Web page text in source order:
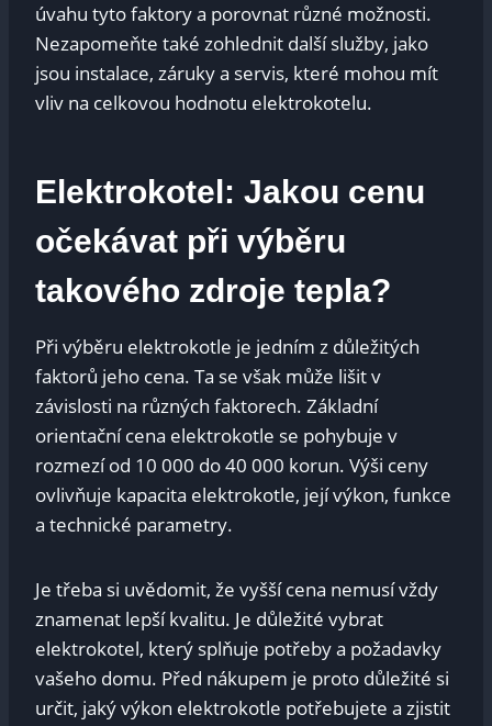
úvahu tyto faktory a porovnat různé možnosti.
Nezapomeňte také zohlednit další služby, jako
jsou instalace, záruky a servis, které mohou mít
vliv na celkovou hodnotu elektrokotelu.
Elektrokotel: Jakou cenu
očekávat při výběru
takového zdroje tepla?
Při výběru elektrokotle je jedním z důležitých
faktorů jeho cena. Ta se však může lišit v
závislosti na různých faktorech. Základní
orientační cena elektrokotle se pohybuje v
rozmezí od 10 000 do 40 000 korun. Výši ceny
ovlivňuje kapacita elektrokotle, její výkon, funkce
a technické parametry.
Je třeba si uvědomit, že vyšší cena nemusí vždy
znamenat lepší kvalitu. Je důležité vybrat
elektrokotel, který splňuje potřeby a požadavky
vašeho domu. Před nákupem je proto důležité si
určit, jaký výkon elektrokotle potřebujete a zjistit